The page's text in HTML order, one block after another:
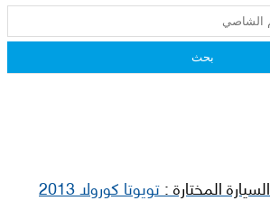
بحث
السيارة المختارة :تويوتا كورولا 2013